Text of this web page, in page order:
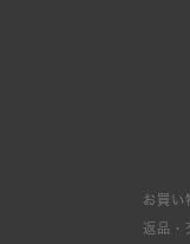
お買い
返品・